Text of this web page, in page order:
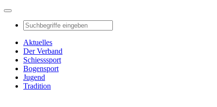
Aktuelles
Der Verband
Schiesssport
Bogensport
Jugend
Tradition